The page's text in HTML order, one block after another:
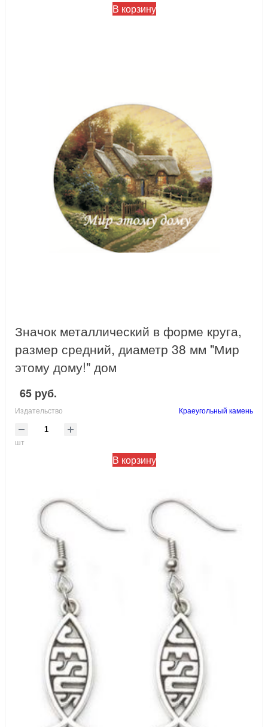
В корзину
Значок металлический в форме круга,
размер средний, диаметр 38 мм "Мир
этому дому!" дом
65 руб.
Издательство Краеугольный камень
шт
В корзину